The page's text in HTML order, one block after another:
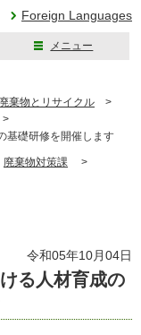
Foreign Languages
メニュー
廃棄物とリサイクル >
基礎研修を開催します
廃棄物対策課 >
令和05年10月04日
る人材育成の